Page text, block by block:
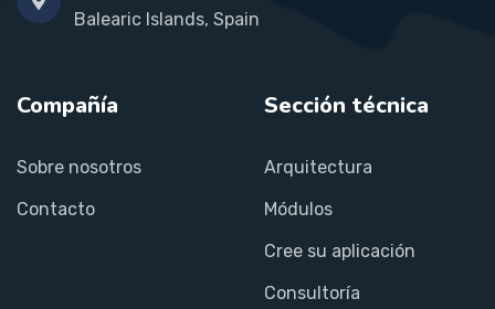
Balearic Islands, Spain
Compañía
Sobre nosotros
Contacto
Sección técnica
Arquitectura
Módulos
Cree su aplicación
Consultoría